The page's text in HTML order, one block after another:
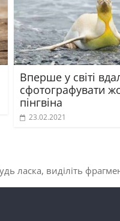
Вперше у світі
сфотографувати
пінгвіна
23.02.2021
ласка, виділіть